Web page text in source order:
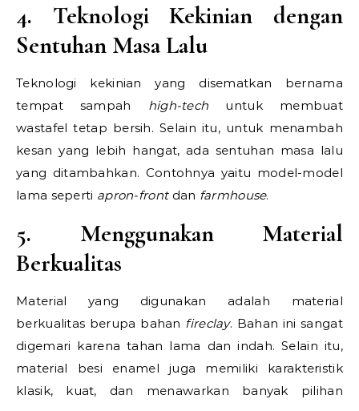
4. Teknologi Kekinian dengan
Sentuhan Masa Lalu
Teknologi kekinian yang disematkan bernama
tempat sampah high-tech untuk membuat
wastafel tetap bersih. Selain itu, untuk menambah
kesan yang lebih hangat, ada sentuhan masa lalu
yang ditambahkan. Contohnya yaitu model-model
lama seperti apron-front dan farmhouse.
5. Menggunakan Material
Berkualitas
Material yang digunakan adalah material
berkualitas berupa bahan fireclay. Bahan ini sangat
digemari karena tahan lama dan indah. Selain itu,
material besi enamel juga memiliki karakteristik
klasik, kuat, dan menawarkan banyak pilihan